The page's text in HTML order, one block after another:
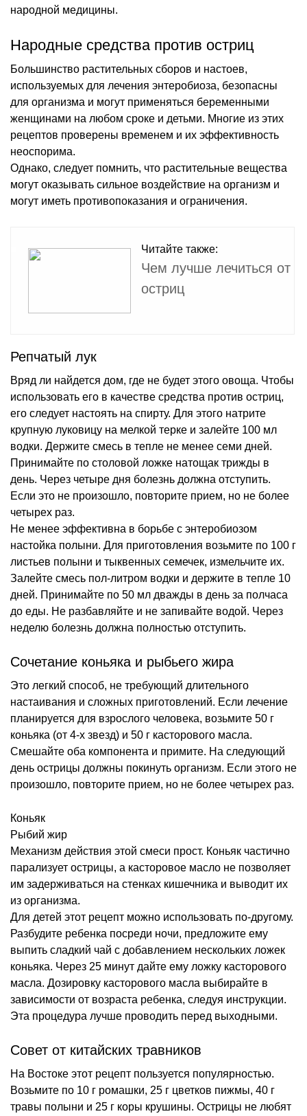
народной медицины.
Народные средства против остриц
Большинство растительных сборов и настоев,
используемых для лечения энтеробиоза, безопасны
для организма и могут применяться беременными
женщинами на любом сроке и детьми. Многие из этих
рецептов проверены временем и их эффективность
неоспорима.
Однако, следует помнить, что растительные вещества
могут оказывать сильное воздействие на организм и
могут иметь противопоказания и ограничения.
Читайте также:
Чем лучше лечиться от
остриц
Репчатый лук
Вряд ли найдется дом, где не будет этого овоща. Чтобы
использовать его в качестве средства против остриц,
его следует настоять на спирту. Для этого натрите
крупную луковицу на мелкой терке и залейте 100 мл
водки. Держите смесь в тепле не менее семи дней.
Принимайте по столовой ложке натощак трижды в
день. Через четыре дня болезнь должна отступить.
Если это не произошло, повторите прием, но не более
четырех раз.
Не менее эффективна в борьбе с энтеробиозом
настойка полыни. Для приготовления возьмите по 100 г
листьев полыни и тыквенных семечек, измельчите их.
Залейте смесь пол-литром водки и держите в тепле 10
дней. Принимайте по 50 мл дважды в день за полчаса
до еды. Не разбавляйте и не запивайте водой. Через
неделю болезнь должна полностью отступить.
Сочетание коньяка и рыбьего жира
Это легкий способ, не требующий длительного
настаивания и сложных приготовлений. Если лечение
планируется для взрослого человека, возьмите 50 г
коньяка (от 4-х звезд) и 50 г касторового масла.
Смешайте оба компонента и примите. На следующий
день острицы должны покинуть организм. Если этого не
произошло, повторите прием, но не более четырех раз.
Коньяк
Рыбий жир
Механизм действия этой смеси прост. Коньяк частично
парализует острицы, а касторовое масло не позволяет
им задерживаться на стенках кишечника и выводит их
из организма.
Для детей этот рецепт можно использовать по-другому.
Разбудите ребенка посреди ночи, предложите ему
выпить сладкий чай с добавлением нескольких ложек
коньяка. Через 25 минут дайте ему ложку касторового
масла. Дозировку касторового масла выбирайте в
зависимости от возраста ребенка, следуя инструкции.
Эта процедура лучше проводить перед выходными.
Совет от китайских травников
На Востоке этот рецепт пользуется популярностью.
Возьмите по 10 г ромашки, 25 г цветков пижмы, 40 г
травы полыни и 25 г коры крушины. Острицы не любят